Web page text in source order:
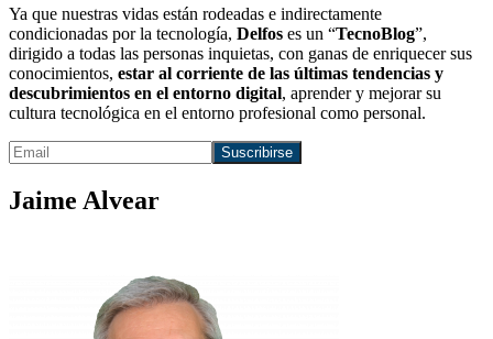
Ya que nuestras vidas están rodeadas e indirectamente
condicionadas por la tecnología, Delfos es un “TecnoBlog”,
dirigido a todas las personas inquietas, con ganas de enriquecer sus
conocimientos, estar al corriente de las últimas tendencias y
descubrimientos en el entorno digital, aprender y mejorar su
cultura tecnológica en el entorno profesional como personal.
Jaime Alvear